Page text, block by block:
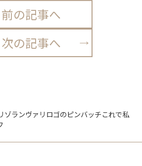
前の記事へ
次の記事へ
ゾランヴァリロゴのピンバッチこれで私